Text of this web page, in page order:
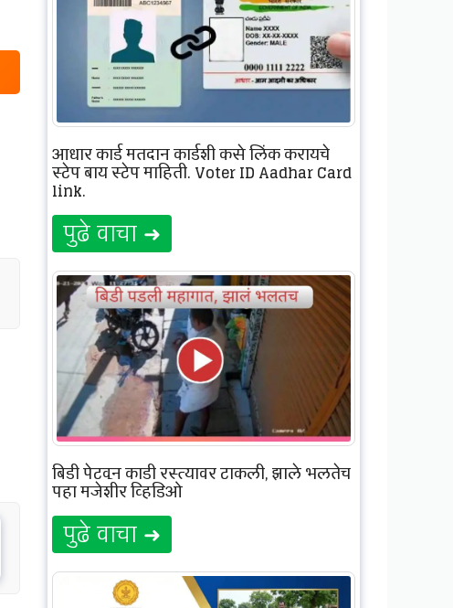
आधार कार्ड मतदान कार्डशी कसे लिंक करायचे
स्टेप बाय स्टेप माहिती. Voter ID Aadhar Card
link.
पुढे वाचा ➜
बिडी पेटवून काडी रस्त्यावर टाकली, झाले भलतेच
पहा मजेशीर व्हिडिओ
पुढे वाचा ➜